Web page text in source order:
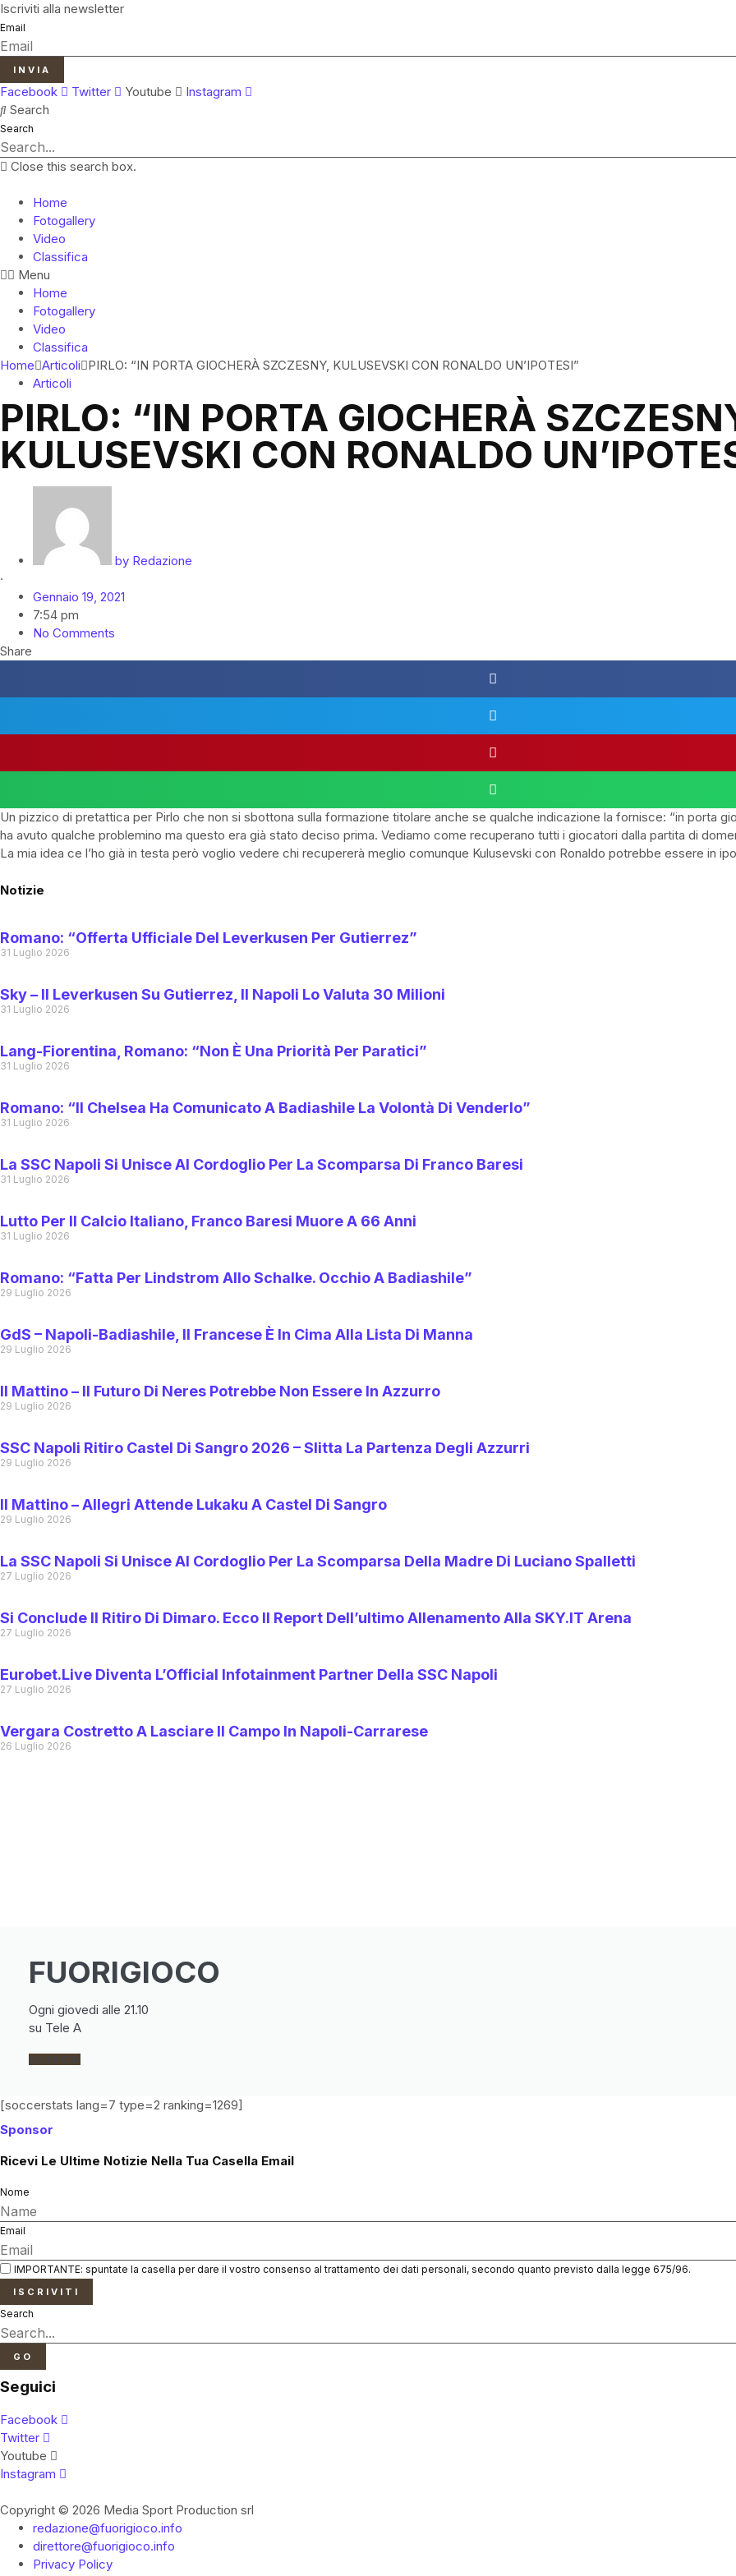
Vai
al
contenuto
Iscriviti alla newsletter
Email
INVIA
Facebook Twitter Youtube
Instagram
Search
Search
Close this search box.
Home
Fotogallery
Video
Classifica
Menu
Home
Fotogallery
Video
Classifica
Home Articoli PIRLO: “IN PORTA GIOCHERÀ SZCZESNY, KULUSEVSKI CON RONALDO UN’IPOTESI”
Articoli
PIRLO: “IN PORTA GIOCHERÀ
KULUSEVSKI CON RONALDO
by Redazione
·
Gennaio 19, 2021
7:54 pm
No Comments
Share
Un pizzico di pretattica per Pirlo che non si sbottona sulla formazione titolare anche se qualche indicazione la fornisce: “in porta
ha avuto qualche problemino ma questo era già stato deciso prima. Vediamo come recuperano tutti i giocatori dalla partita di
La mia idea ce l’ho già in testa però voglio vedere chi recupererà meglio comunque Kulusevski con Ronaldo potrebbe essere in
Notizie
Romano: “Offerta Ufficiale Del Leverkusen Per Gutierrez”
31 Luglio 2026
Sky – Il Leverkusen Su Gutierrez, Il Napoli Lo Valuta 30 Milioni
31 Luglio 2026
Lang-Fiorentina, Romano: “Non È Una Priorità Per Paratici”
31 Luglio 2026
Romano: “Il Chelsea Ha Comunicato A Badiashile La Volontà Di Venderlo”
31 Luglio 2026
La SSC Napoli Si Unisce Al Cordoglio Per La Scomparsa Di Franco Baresi
31 Luglio 2026
Lutto Per Il Calcio Italiano, Franco Baresi Muore A 66 Anni
31 Luglio 2026
Romano: “Fatta Per Lindstrom Allo Schalke. Occhio A Badiashile”
29 Luglio 2026
GdS – Napoli-Badiashile, Il Francese È In Cima Alla Lista Di Manna
29 Luglio 2026
Il Mattino – Il Futuro Di Neres Potrebbe Non Essere In Azzurro
29 Luglio 2026
SSC Napoli Ritiro Castel Di Sangro 2026 – Slitta La Partenza Degli Azzurri
29 Luglio 2026
Il Mattino – Allegri Attende Lukaku A Castel Di Sangro
29 Luglio 2026
La SSC Napoli Si Unisce Al Cordoglio Per La Scomparsa Della Madre Di Luciano Spalletti
27 Luglio 2026
Si Conclude Il Ritiro Di Dimaro. Ecco Il Report Dell’ultimo Allenamento Alla SKY.IT Arena
27 Luglio 2026
Eurobet.live Diventa L’Official Infotainment Partner Della SSC Napoli
27 Luglio 2026
Vergara Costretto A Lasciare Il Campo In Napoli-Carrarese
26 Luglio 2026
FUORIGIOCO
Ogni giovedi alle 21.10
su Tele A
CLICCA
[soccerstats lang=7 type=2 ranking=1269]
Sponsor
Ricevi Le Ultime Notizie Nella Tua Casella Email
Nome
Email
IMPORTANTE: spuntate la casella per dare il vostro consenso al trattamento dei dati personali, secondo quanto previsto dalla legge 675/96.
ISCRIVITI
Search
GO
Seguici
Facebook
Twitter
Youtube
Instagram
Copyright © 2026 Media Sport Production srl
redazione@fuorigioco.info
direttore@fuorigioco.info
Privacy Policy